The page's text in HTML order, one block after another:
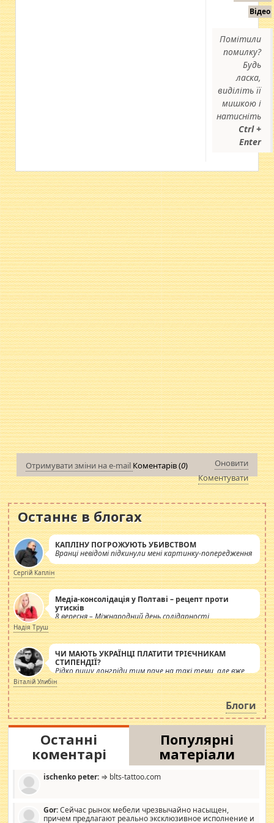
Відео
Помітили
помилку?
Будь
ласка,
виділіть її
мишкою і
натисніть
Ctrl +
Enter
Отримувати зміни на e-mail Коментарів (0)
Оновити
Коментувати
Останнє в блогах
КАПЛІНУ ПОГРОЖУЮТЬ УБИВСТВОМ
Вранці невідомі підкинули мені картинку-попередження
Сергій Каплін
Медіа-консолідація у Полтаві – рецепт проти
утисків
8 вересня – Міжнародний день солідарності
журналістів.
Надія Труш
ЧИ МАЮТЬ УКРАЇНЦІ ПЛАТИТИ ТРІЄЧНИКАМ
СТИПЕНДІЇ?
Рідко пишу лонгріди тим паче на такі теми, але вже
просто дістало! Обурюють сьогоднішні інсенуації
навколо стипендіального питання. Штучно
роздувається ще одна соціальна катастрофа.
Віталій Улибін
Блоги
Останні
коментарі
Популярні
матеріали
ischenko peter: ⇒ blts-tattoo.com
Gor:Сейчас рынок мебели чрезвычайно насыщен,
причем предлагают реально эксклюзивное исполнение и